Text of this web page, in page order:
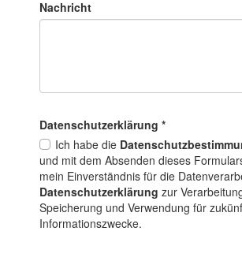
Nachricht
Datenschutz­erklärung *
Ich habe die
und mit dem Absenden dieses
mein Einverständnis für die
Datenschutzerklärung zur
Speicherung und Verwendung für
Informationszwecke.